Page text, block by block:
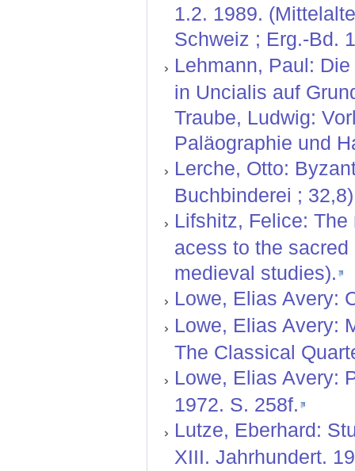
1.2. 1989.
Schweiz ; Erg.-Bd.
Lehmann, Paul:
in Uncialis auf
Traube, Ludwig:
Paläographie und
Lerche, Otto:
Buchbinderei ;
Lifshitz, Felice:
acess to the
medieval studies).
Lowe, Elias Avery:
Lowe, Elias Avery:
The Classical
Lowe, Elias Avery:
1972. S. 258f.
Lutze, Eberhard:
XIII. Jahrhundert.